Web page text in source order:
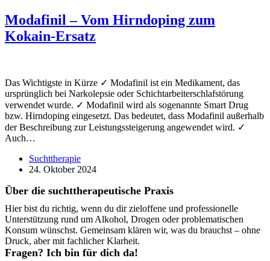
Modafinil – Vom Hirndoping zum
Kokain-Ersatz
Das Wichtigste in Kürze ✓ Modafinil ist ein Medikament, das
ursprünglich bei Narkolepsie oder Schichtarbeiterschlafstörung
verwendet wurde. ✓ Modafinil wird als sogenannte Smart Drug
bzw. Hirndoping eingesetzt. Das bedeutet, dass Modafinil außerhalb
der Beschreibung zur Leistungssteigerung angewendet wird. ✓
Auch…
Suchttherapie
24. Oktober 2024
Über die suchttherapeutische Praxis
Hier bist du richtig, wenn du dir zieloffene und professionelle
Unterstützung rund um Alkohol, Drogen oder problematischen
Konsum wünschst. Gemeinsam klären wir, was du brauchst – ohne
Druck, aber mit fachlicher Klarheit.
Fragen? Ich bin für dich da!